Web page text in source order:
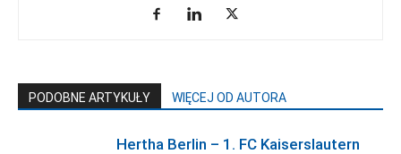
PODOBNE ARTYKUŁY WIĘCEJ OD AUTORA
Hertha Berlin – 1. FC Kaiserslautern